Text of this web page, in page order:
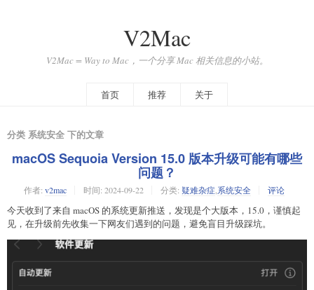
V2Mac
V2Mac = Way to Mac，一个分享 Mac 相关信息的小站。
首页 推荐 关于
分类 系统安全 下的文章
macOS Sequoia Version 15.0 版本升级可能有哪些
问题？
作者: v2mac 时间: 2024-09-22 分类: 疑难杂症 系统安全 评论
今天收到了来自 macOS 的系统更新推送，发现是个大版本，15.0，谨慎起
见，在升级前先收集一下网友们遇到的问题，避免盲目升级踩坑。